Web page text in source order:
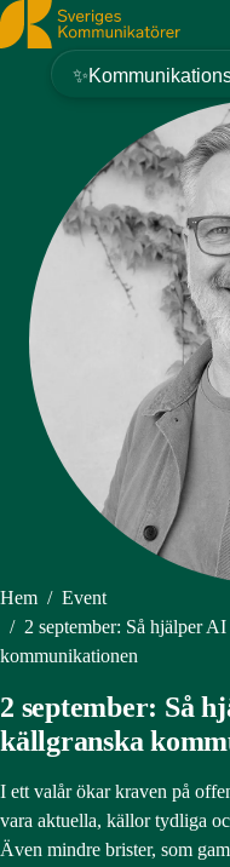
Sveriges Kommunikatörer
Hem / Event
/ 2 september: Så hjälper
kommunikationen
2 september: Så
källgranska
I ett valår ökar kraven på
vara aktuella, källor tydliga
Även mindre brister, som